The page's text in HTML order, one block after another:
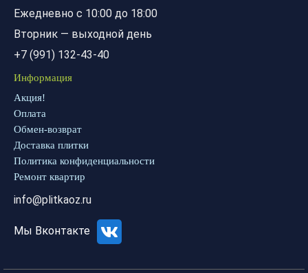
Ежедневно с 10:00 до 18:00
Вторник — выходной день
+7 (991) 132-43-40
Информация
Акция!
Оплата
Обмен-возврат
Доставка плитки
Политика конфиденциальности
Ремонт квартир
info@plitkaoz.ru
Мы Вконтакте